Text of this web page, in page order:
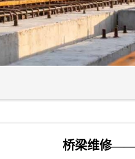
桥梁维修——